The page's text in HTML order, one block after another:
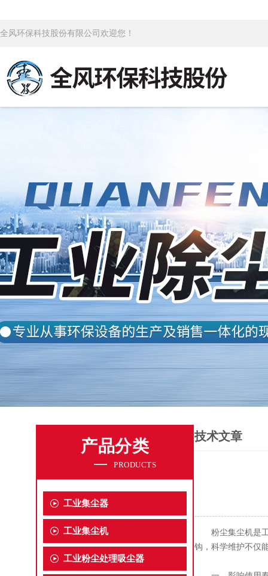
全风环保科技股份有限公司欢迎您！
产品分类
PRODUCTS
工业集尘器
工业集尘机
工业粉尘处理吸尘器
技术文章
粉尘集尘机是工
钩，科学维护不仅